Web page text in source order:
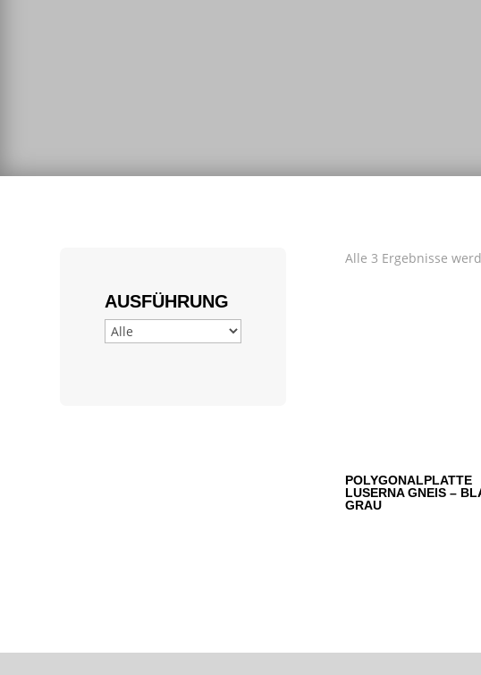
AUSFÜHRUNG
Alle 3 Ergebnisse
POLYGONALPLATTE
LUSERNA GNEIS –
GRAU